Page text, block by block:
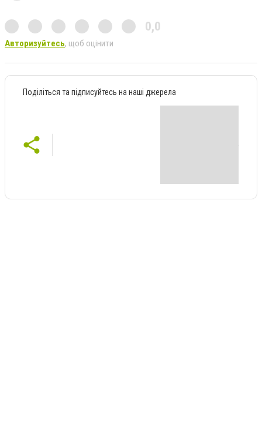
0,0
Авторизуйтесь, щоб оцінити
Поділіться та підписуйтесь на наші джерела